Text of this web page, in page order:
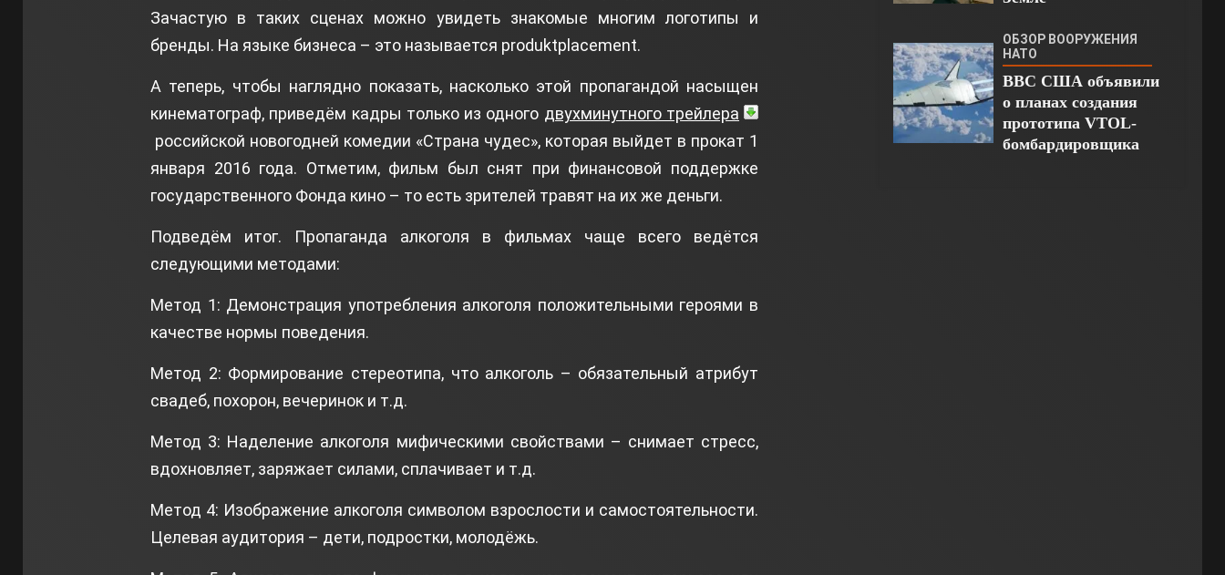
Зачастую в таких сценах можно увидеть знакомые многим логотипы и
бренды. На языке бизнеса – это называется produktplacement.
А теперь, чтобы наглядно показать, насколько этой пропагандой насыщен
кинематограф, приведём кадры только из одного двухминутного трейлера
российской новогодней комедии «Страна чудес», которая выйдет в прокат 1
января 2016 года. Отметим, фильм был снят при финансовой поддержке
государственного Фонда кино – то есть зрителей травят на их же деньги.
Подведём итог. Пропаганда алкоголя в фильмах чаще всего ведётся
следующими методами:
Метод 1: Демонстрация употребления алкоголя положительными героями в
качестве нормы поведения.
Метод 2: Формирование стереотипа, что алкоголь – обязательный атрибут
свадеб, похорон, вечеринок и т.д.
Метод 3: Наделение алкоголя мифическими свойствами – снимает стресс,
вдохновляет, заряжает силами, сплачивает и т.д.
Метод 4: Изображение алкоголя символом взрослости и самостоятельности.
Целевая аудитория – дети, подростки, молодёжь.
ОБЗОР ВООРУЖЕНИЯ
НАТО
ВВС США объявили
о планах создания
прототипа VTOL-
бомбардировщика